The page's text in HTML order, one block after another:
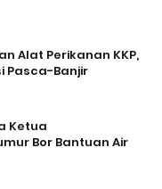
Alat Perikanan KKP,
Pasca-Banjir
Ketua
Bor Bantuan Air